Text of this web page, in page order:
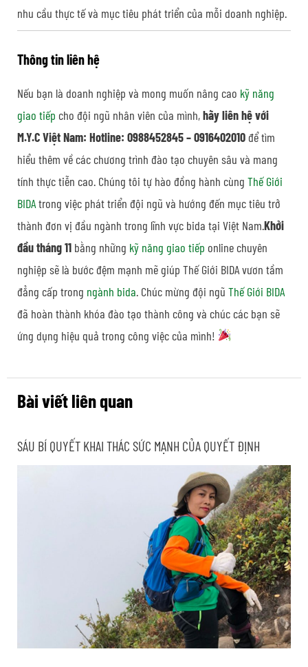
nhu cầu thực tế và mục tiêu phát triển của mỗi doanh nghiệp.
Thông tin liên hệ
Nếu bạn là doanh nghiệp và mong muốn nâng cao kỹ năng
giao tiếp cho đội ngũ nhân viên của mình,hãy liên hệ với
M.Y.C Việt Nam: Hotline: 0988452845 – 0916402010 để tìm
hiểu thêm về các chương trình đào tạo chuyên sâu và mang
tính thực tiễn cao. Chúng tôi tự hào đồng hành cùng Thế Giới
BIDAtrong việc phát triển đội ngũ và hướng đến mục tiêu trở
thành đơn vị đầu ngành trong lĩnh vực bida tại Việt Nam.Khởi
đầu tháng 11bằng những kỹ năng giao tiếp online chuyên
nghiệp sẽ là bước đệm mạnh mẽ giúp Thế Giới BIDA vươn tầm
đẳng cấp trong ngành bida. Chúc mừng đội ngũ Thế Giới BIDA
đã hoàn thành khóa đào tạo thành công và chúc các bạn sẽ
ứng dụng hiệu quả trong công việc của mình!
Bài viết liên quan
SÁU BÍ QUYẾT KHAI THÁC SỨC MẠNH CỦA QUYẾT ĐỊNH